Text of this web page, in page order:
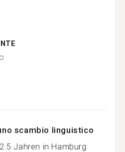
scambio linguistico
Jahren in Hamburg